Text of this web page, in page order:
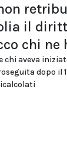
il
chi
aveva
dopo il